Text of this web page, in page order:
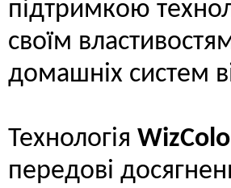
підтримкою
своїм
домашніх систем
Технологія
передові